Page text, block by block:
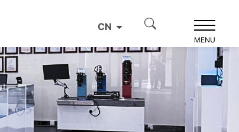
CN
MENU